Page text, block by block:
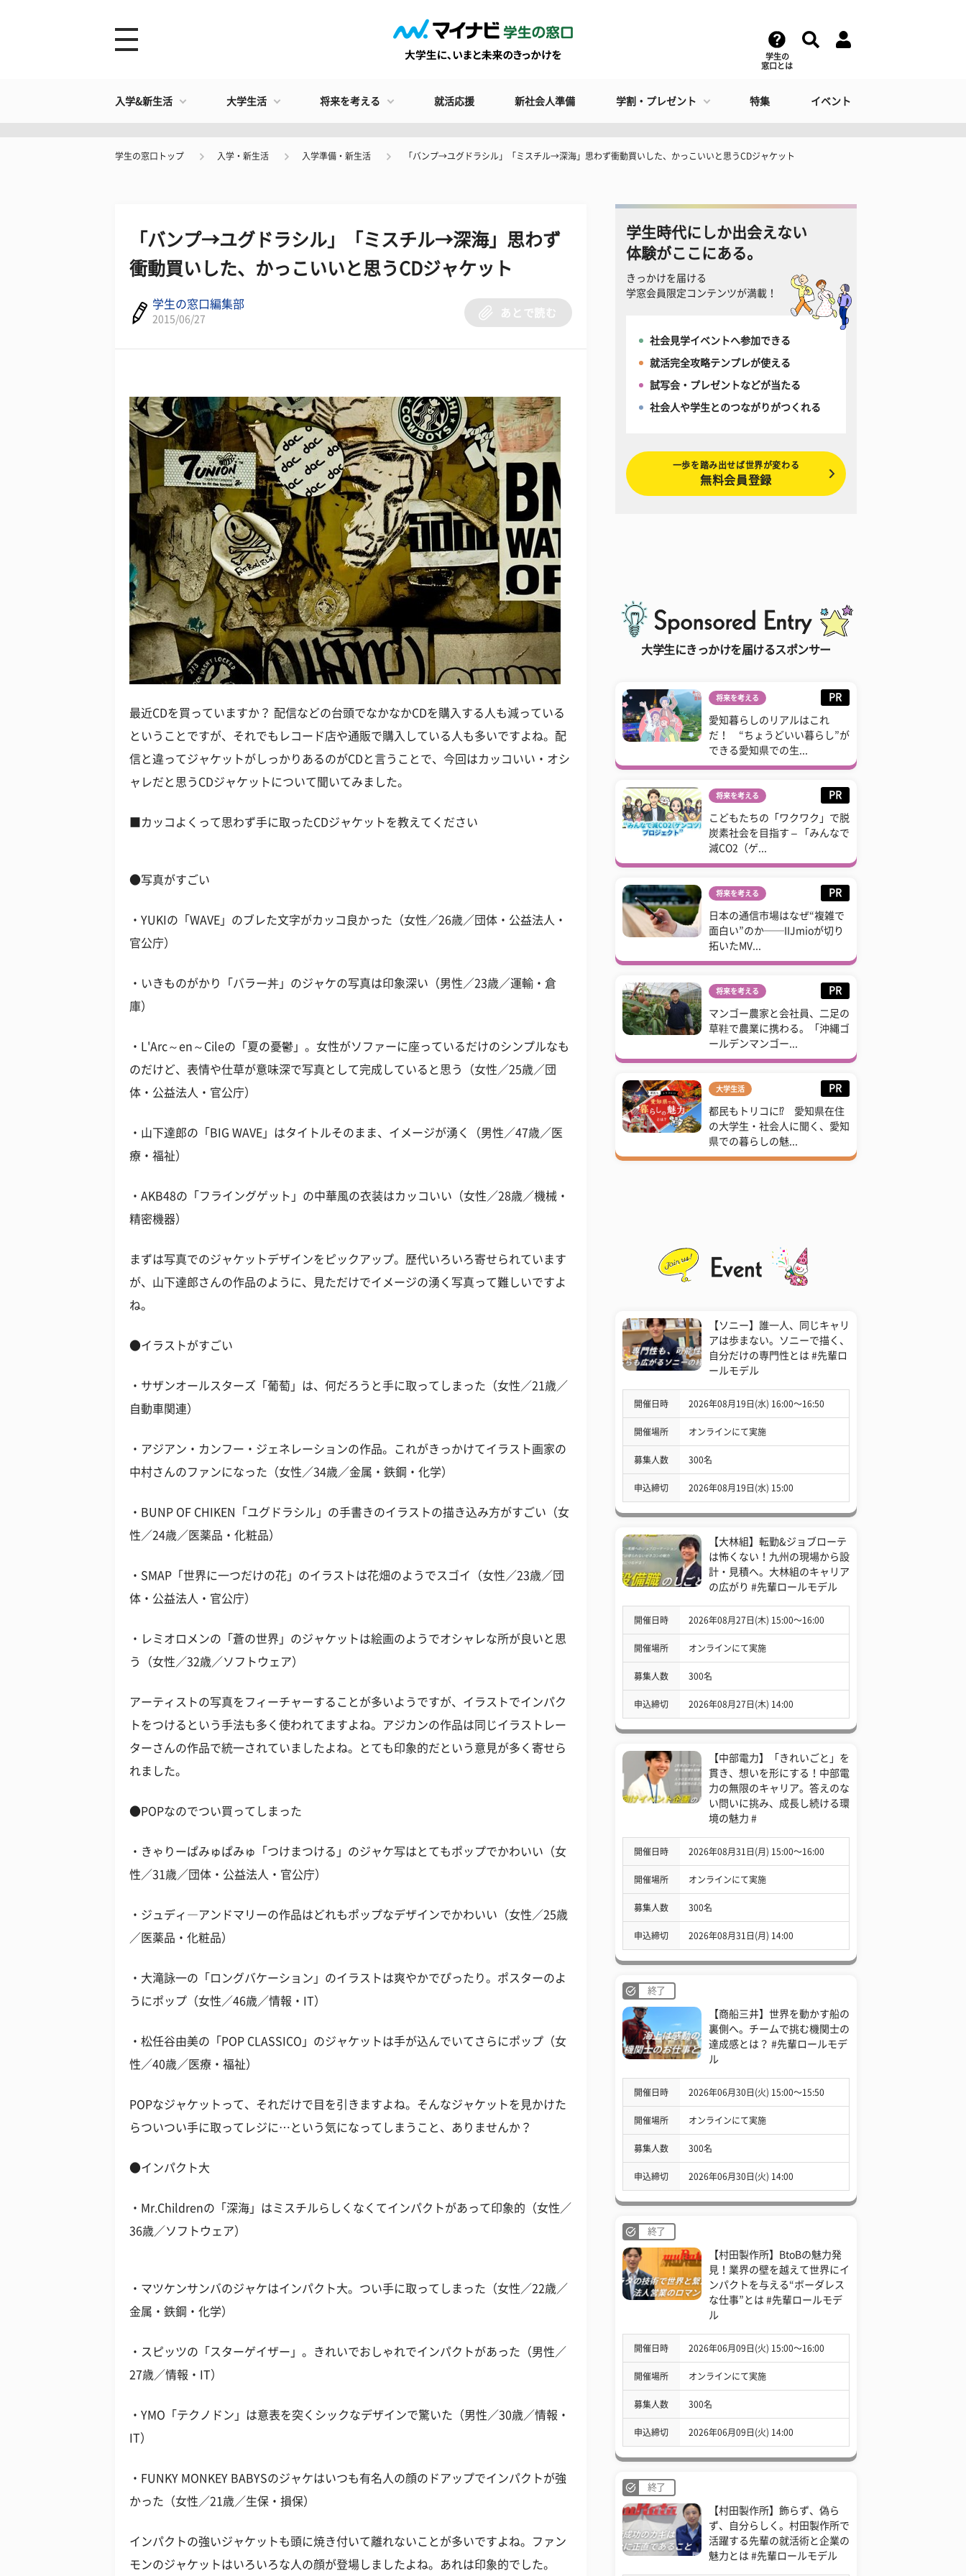
学生の
窓口とは
入学&新生活 大学生活 将来を考える 就活応援 新社会人準備 学割・プレゼント 特集 イベント
学生の窓口トップ 入学・新生活 入学準備・新生活 「バンプ→ユグドラシル」「ミスチル→深海」思わず衝動買いした、かっこいいと思うCDジャケット
「バンプ→ユグドラシル」「ミスチル→深海」思わず
衝動買いした、かっこいいと思うCDジャケット
学生の窓口編集部
2015/06/27
あとで読む
最近CDを買っていますか？ 配信などの台頭でなかなかCDを購入する人も減っている
ということですが、それでもレコード店や通販で購入している人も多いですよね。配
信と違ってジャケットがしっかりあるのがCDと言うことで、今回はカッコいい・オシ
ャレだと思うCDジャケットについて聞いてみました。
■カッコよくって思わず手に取ったCDジャケットを教えてください
●写真がすごい
・YUKIの「WAVE」のブレた文字がカッコ良かった（女性／26歳／団体・公益法人・
官公庁）
・いきものがかり「バラー丼」のジャケの写真は印象深い（男性／23歳／運輸・倉
庫）
・L'Arc～en～Cileの「夏の憂鬱」。女性がソファーに座っているだけのシンプルなも
のだけど、表情や仕草が意味深で写真として完成していると思う（女性／25歳／団
体・公益法人・官公庁）
・山下達郎の「BIG WAVE」はタイトルそのまま、イメージが湧く（男性／47歳／医
療・福祉）
・AKB48の「フライングゲット」の中華風の衣装はカッコいい（女性／28歳／機械・
精密機器）
まずは写真でのジャケットデザインをピックアップ。歴代いろいろ寄せられています
が、山下達郎さんの作品のように、見ただけでイメージの湧く写真って難しいですよ
ね。
●イラストがすごい
・サザンオールスターズ「葡萄」は、何だろうと手に取ってしまった（女性／21歳／
自動車関連）
・アジアン・カンフー・ジェネレーションの作品。これがきっかけてイラスト画家の
中村さんのファンになった（女性／34歳／金属・鉄鋼・化学）
・BUNP OF CHIKEN「ユグドラシル」の手書きのイラストの描き込み方がすごい（女
性／24歳／医薬品・化粧品）
・SMAP「世界に一つだけの花」のイラストは花畑のようでスゴイ（女性／23歳／団
体・公益法人・官公庁）
・レミオロメンの「蒼の世界」のジャケットは絵画のようでオシャレな所が良いと思
う（女性／32歳／ソフトウェア）
アーティストの写真をフィーチャーすることが多いようですが、イラストでインパク
トをつけるという手法も多く使われてますよね。アジカンの作品は同じイラストレー
ターさんの作品で統一されていましたよね。とても印象的だという意見が多く寄せら
れました。
●POPなのでつい買ってしまった
・きゃりーぱみゅぱみゅ「つけまつける」のジャケ写はとてもポップでかわいい（女
性／31歳／団体・公益法人・官公庁）
・ジュディ―アンドマリーの作品はどれもポップなデザインでかわいい（女性／25歳
／医薬品・化粧品）
・大滝詠一の「ロングバケーション」のイラストは爽やかでぴったり。ポスターのよ
うにポップ（女性／46歳／情報・IT）
・松任谷由美の「POP CLASSICO」のジャケットは手が込んでいてさらにポップ（女
性／40歳／医療・福祉）
POPなジャケットって、それだけで目を引きますよね。そんなジャケットを見かけた
らついつい手に取ってレジに…という気になってしまうこと、ありませんか？
●インパクト大
・Mr.Childrenの「深海」はミスチルらしくなくてインパクトがあって印象的（女性／
36歳／ソフトウェア）
・マツケンサンバのジャケはインパクト大。つい手に取ってしまった（女性／22歳／
金属・鉄鋼・化学）
・スピッツの「スターゲイザー」。きれいでおしゃれでインパクトがあった（男性／
27歳／情報・IT）
・YMO「テクノドン」は意表を突くシックなデザインで驚いた（男性／30歳／情報・
IT）
・FUNKY MONKEY BABYSのジャケはいつも有名人の顔のドアップでインパクトが強
かった（女性／21歳／生保・損保）
インパクトの強いジャケットも頭に焼き付いて離れないことが多いですよね。ファン
モンのジャケットはいろいろな人の顔が登場しましたよね。あれは印象的でした。
学生時代にしか出会えない
体験がここにある。
きっかけを届ける
学窓会員限定コンテンツが満載！
社会見学イベントへ参加できる
就活完全攻略テンプレが使える
試写会・プレゼントなどが当たる
社会人や学生とのつながりがつくれる
一歩を踏み出せば世界が変わる
無料会員登録
大学生にきっかけを届けるスポンサー
将来を考える PR
愛知暮らしのリアルはこれ
だ！ “ちょうどいい暮らし”が
できる愛知県での生...
将来を考える PR
こどもたちの「ワクワク」で脱
炭素社会を目指す – 「みんなで
減CO2（ゲ...
将来を考える PR
日本の通信市場はなぜ“複雑で
面白い”のか──IIJmioが切り
拓いたMV...
将来を考える PR
マンゴー農家と会社員、二足の
草鞋で農業に携わる。「沖縄ゴ
ールデンマンゴー...
大学生活 PR
都民もトリコに⁉ 愛知県在住
の大学生・社会人に聞く、愛知
県での暮らしの魅...
【ソニー】誰一人、同じキャリ
アは歩まない。ソニーで描く、
自分だけの専門性とは #先輩ロ
ールモデル
開催日時 2026年08月19日(水) 16:00〜16:50
開催場所 オンラインにて実施
募集人数 300名
申込締切 2026年08月19日(水) 15:00
【大林組】転勤&ジョブローテ
は怖くない！九州の現場から設
計・見積へ。大林組のキャリア
の広がり #先輩ロールモデル
開催日時 2026年08月27日(木) 15:00〜16:00
開催場所 オンラインにて実施
募集人数 300名
申込締切 2026年08月27日(木) 14:00
【中部電力】「きれいごと」を
貫き、想いを形にする！中部電
力の無限のキャリア。答えのな
い問いに挑み、成長し続ける環
境の魅力 #
開催日時 2026年08月31日(月) 15:00〜16:00
開催場所 オンラインにて実施
募集人数 300名
申込締切 2026年08月31日(月) 14:00
終了
【商船三井】世界を動かす船の
裏側へ。チームで挑む機関士の
達成感とは？ #先輩ロールモデ
ル
開催日時 2026年06月30日(火) 15:00〜15:50
開催場所 オンラインにて実施
募集人数 300名
申込締切 2026年06月30日(火) 14:00
終了
【村田製作所】BtoBの魅力発
見！業界の壁を越えて世界にイ
ンパクトを与える“ボーダレス
な仕事”とは #先輩ロールモデ
ル
開催日時 2026年06月09日(火) 15:00〜16:00
開催場所 オンラインにて実施
募集人数 300名
申込締切 2026年06月09日(火) 14:00
終了
【村田製作所】飾らず、偽ら
ず、自分らしく。村田製作所で
活躍する先輩の就活術と企業の
魅力とは #先輩ロールモデル